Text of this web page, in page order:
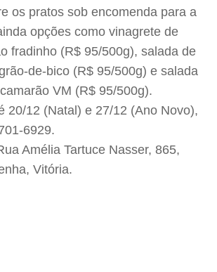
os pratos sob encomenda para a
opções como vinagrete de
fradinho (R$ 95/500g), salada de
de-bico (R$ 95/500g) e salada
VM (R$ 95/500g).
20/12 (Natal) e 27/12 (Ano Novo),
6929.
Amélia Tartuce Nasser, 865,
Vitória.